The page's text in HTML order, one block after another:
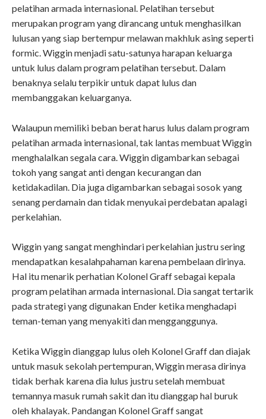
pelatihan armada internasional. Pelatihan tersebut
merupakan program yang dirancang untuk menghasilkan
lulusan yang siap bertempur melawan makhluk asing seperti
formic. Wiggin menjadi satu-satunya harapan keluarga
untuk lulus dalam program pelatihan tersebut. Dalam
benaknya selalu terpikir untuk dapat lulus dan
membanggakan keluarganya.
Walaupun memiliki beban berat harus lulus dalam program
pelatihan armada internasional, tak lantas membuat Wiggin
menghalalkan segala cara. Wiggin digambarkan sebagai
tokoh yang sangat anti dengan kecurangan dan
ketidakadilan. Dia juga digambarkan sebagai sosok yang
senang perdamain dan tidak menyukai perdebatan apalagi
perkelahian.
Wiggin yang sangat menghindari perkelahian justru sering
mendapatkan kesalahpahaman karena pembelaan dirinya.
Hal itu menarik perhatian Kolonel Graff sebagai kepala
program pelatihan armada internasional. Dia sangat tertarik
pada strategi yang digunakan Ender ketika menghadapi
teman-teman yang menyakiti dan mengganggunya.
Ketika Wiggin dianggap lulus oleh Kolonel Graff dan diajak
untuk masuk sekolah pertempuran, Wiggin merasa dirinya
tidak berhak karena dia lulus justru setelah membuat
temannya masuk rumah sakit dan itu dianggap hal buruk
oleh khalayak. Pandangan Kolonel Graff sangat